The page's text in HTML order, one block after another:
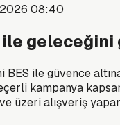
08:40
ile
BES ile güvence
kampanya
üzeri alışveriş